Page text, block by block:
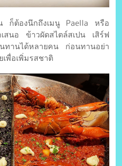
น ก็ต้องนึกถึงเมนู Paella หรือ
สนอ ข้าวผัดสไตล์สเปน เสิร์ฟ
ทานได้หลายคน ก่อนทานอย่า
เพื่อเพิ่มรสชาติ